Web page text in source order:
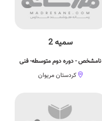
سمیه 2
نامشخص - دوره دوم متوسطه- فنی
کردستان مریوان